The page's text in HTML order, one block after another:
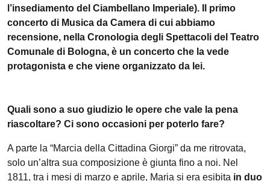
l’insediamento del Ciambellano Imperiale). Il primo
concerto di Musica da Camera di cui abbiamo
recensione, nella Cronologia degli Spettacoli del Teatro
Comunale di Bologna, è un concerto che la vede
protagonista e che viene organizzato da lei.
Quali sono a suo giudizio le opere che vale la pena
riascoltare? Ci sono occasioni per poterlo fare?
A parte la “Marcia della Cittadina Giorgi” da me ritrovata,
solo un’altra sua composizione è giunta fino a noi. Nel
1811, tra i mesi di marzo e aprile, Maria si era esibita in duo